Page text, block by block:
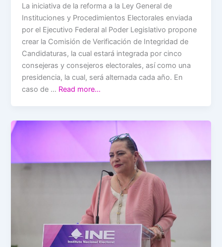
La iniciativa de la reforma a la Ley General de
Instituciones y Procedimientos Electorales enviada
por el Ejecutivo Federal al Poder Legislativo propone
crear la Comisión de Verificación de Integridad de
Candidaturas, la cual estará integrada por cinco
consejeras y consejeros electorales, así como una
presidencia, la cual, será alternada cada año. En
caso de … Read more…